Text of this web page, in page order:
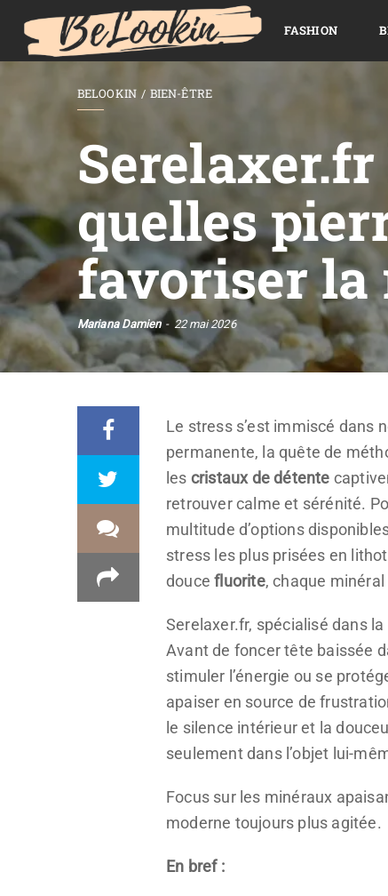
FASHION
BELOOKIN BIEN-ÊTRE
quelles
favoriser la
Mariana Damien 22 mai 2026
Le stress s’est immiscé dans
permanente, la quête de
les cristaux de détente
retrouver calme et sérénité.
multitude d’options
stress les plus prisées en
doucefluorite, chaque
Serelaxer.fr, spécialisé dans
Avant de foncer tête baissée
stimuler l’énergie ou se
apaiser en source de
le silence intérieur et la
seulement dans l’objet lui-
Focus sur les minéraux
moderne toujours plus agitée.
En bref :